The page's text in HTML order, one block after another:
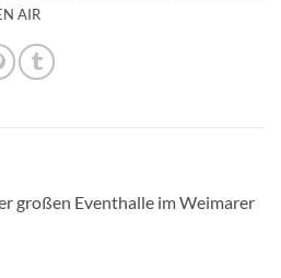
AIR
großen Eventhalle im Weimarer